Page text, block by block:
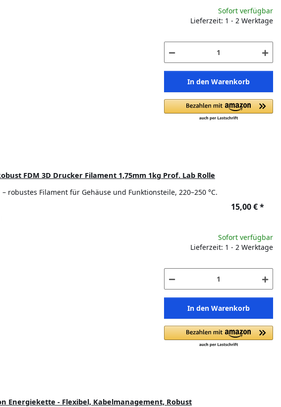
Sofort verfügbar
Lieferzeit: 1 - 2 Werktage
In den Warenkorb
FDM 3D Drucker Filament 1,75mm 1kg Prof. Lab Rolle
– robustes Filament für Gehäuse und Funktionsteile, 220–250 °C.
15,00 €*
Sofort verfügbar
Lieferzeit: 1 - 2 Werktage
In den Warenkorb
Energiekette - Flexibel, Kabelmanagement, Robust